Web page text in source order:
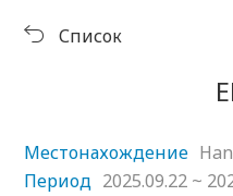
СкачатьСписок
Местонахождение
Период 2025.09.22 ~